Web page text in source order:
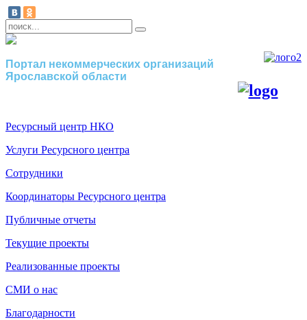
Портал некоммерческих организаций
Ярославской области
Ресурсный центр НКО
Услуги Ресурсного центра
Сотрудники
Координаторы Ресурсного центра
Публичные отчеты
Текущие проекты
Реализованные проекты
СМИ о нас
Благодарности